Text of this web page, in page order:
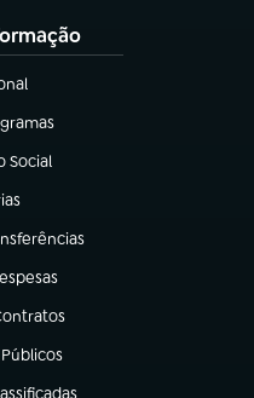
aba)
aba)
Social
aba)
nova aba)
aba)
aba)
aba)